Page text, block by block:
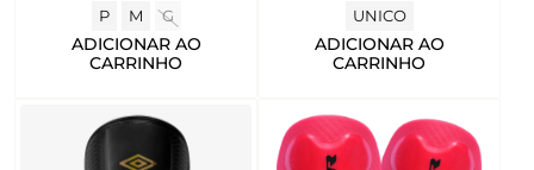
P
M G
ADICIONAR AO
CARRINHO
UNICO
ADICIONAR AO
CARRINHO